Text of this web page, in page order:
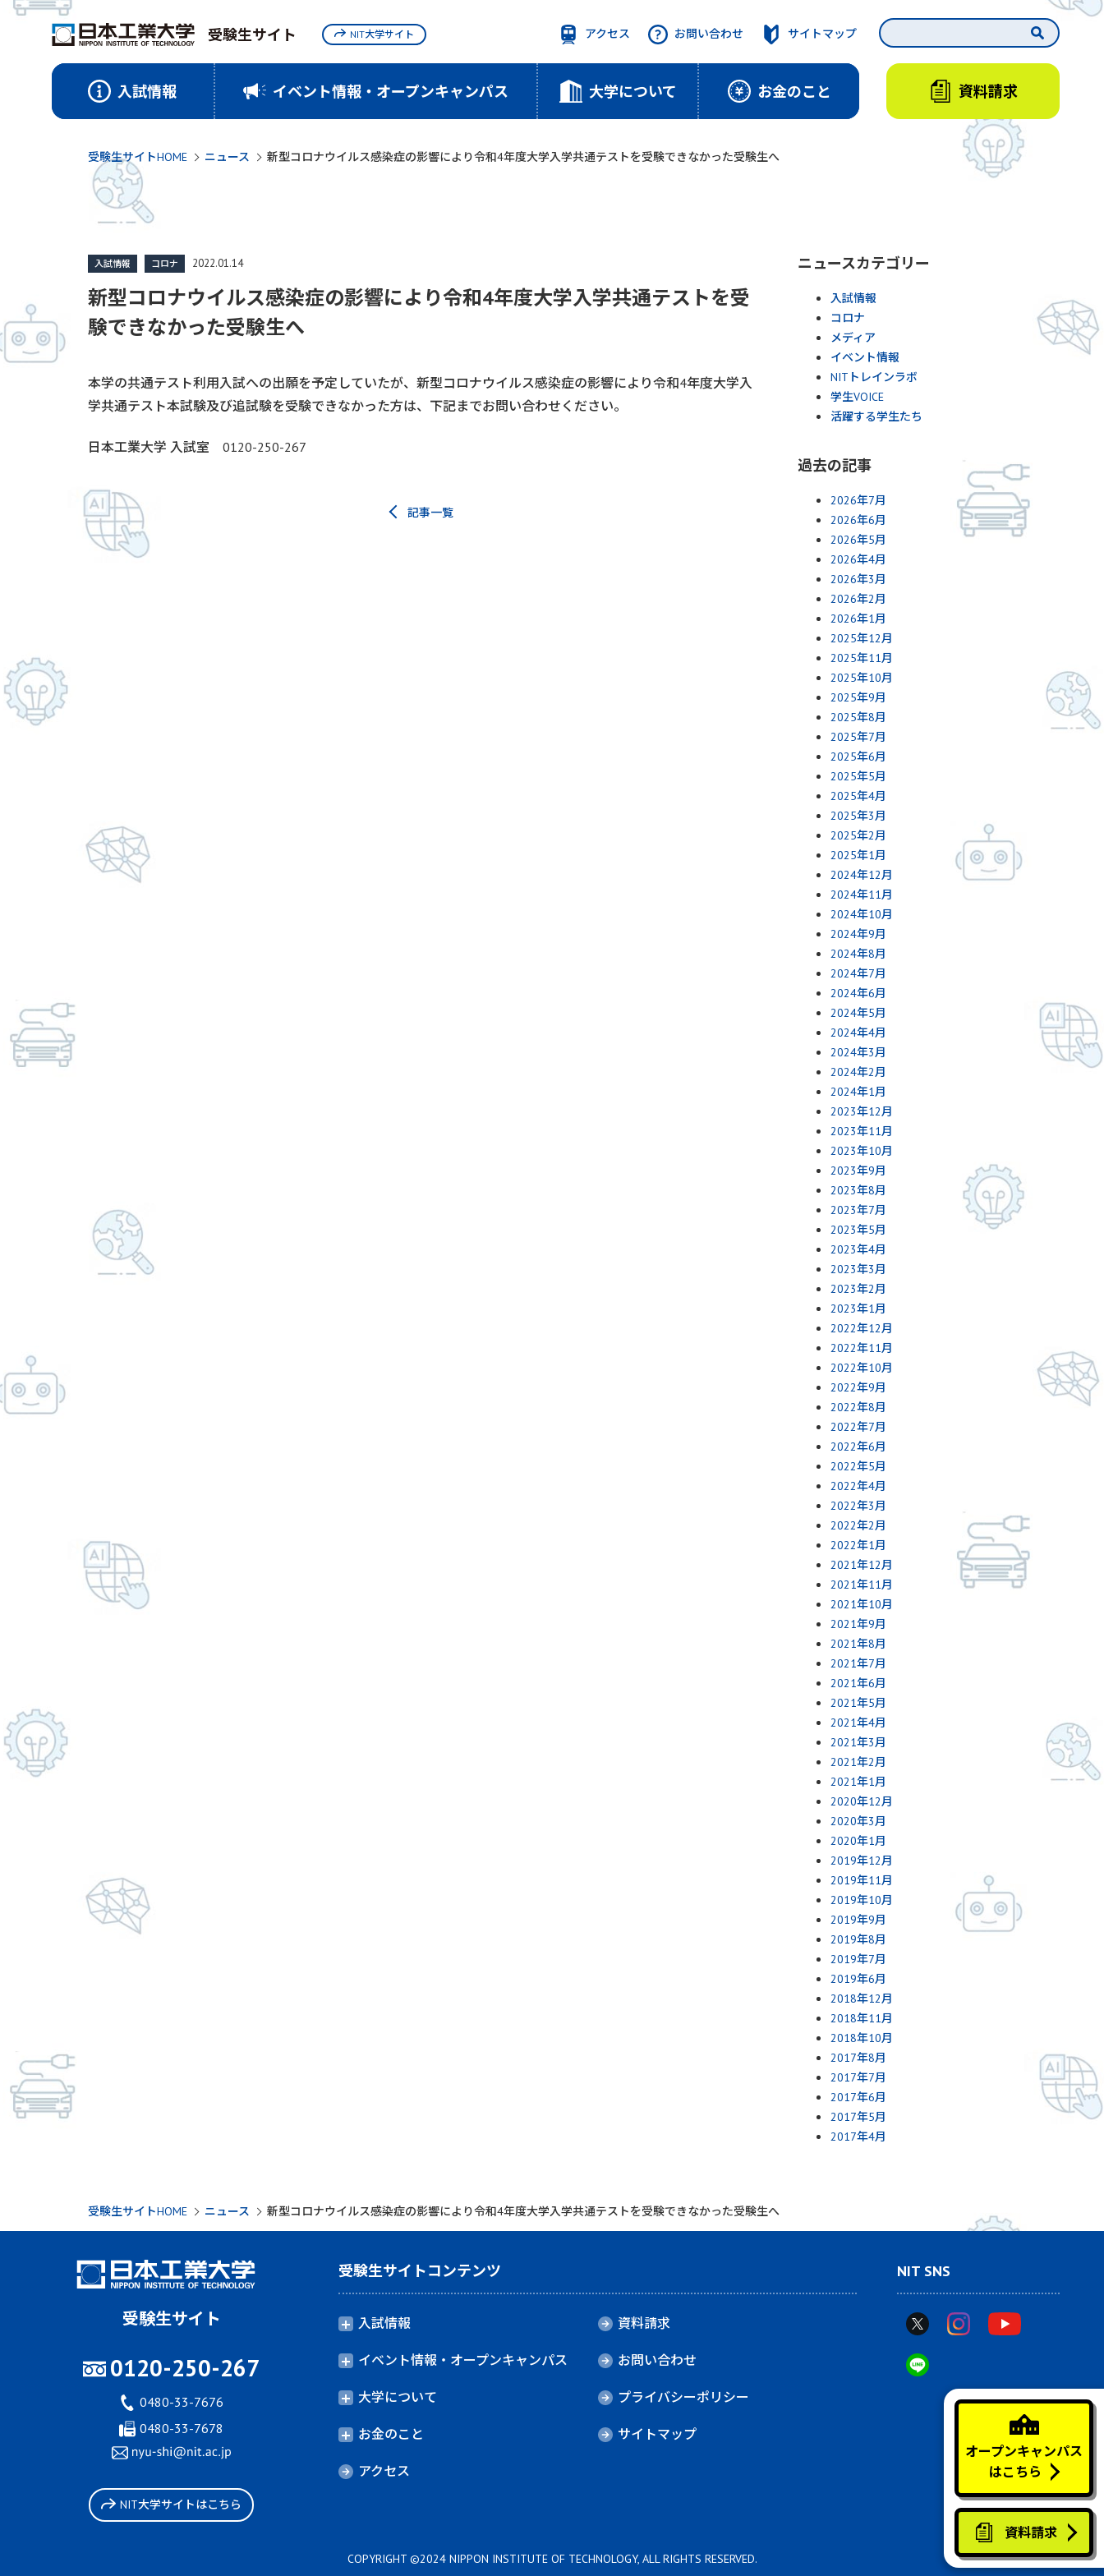
受験生サイト
入試情報 イベント情報・オープンキャンパス 大学について お金のこと
アクセス お問い合わせ サイトマップ
資料請求
NIT大学サイト
受験生サイトHOME ニュース 新型コロナウイルス感染症の影響により令和4年度大学入学共通テストを受験できなかった受験生へ
新型コロナウイルス感染症の影響により令和4年度大学入学共通テストを受
験できなかった受験生へ
入試情報 コロナ 2022.01.14
本学の共通テスト利用入試への出願を予定していたが、新型コロナウイルス感染症の影響により令和4年度大学入
学共通テスト本試験及び追試験を受験できなかった方は、下記までお問い合わせください。
日本工業大学 入試室 0120-250-267
記事一覧
ニュースカテゴリー
入試情報
コロナ
メディア
イベント情報
NITトレインラボ
学生VOICE
活躍する学生たち
過去の記事
2026年7月
2026年6月
2026年5月
2026年4月
2026年3月
2026年2月
2026年1月
2025年12月
2025年11月
2025年10月
2025年9月
2025年8月
2025年7月
2025年6月
2025年5月
2025年4月
2025年3月
2025年2月
2025年1月
2024年12月
2024年11月
2024年10月
2024年9月
2024年8月
2024年7月
2024年6月
2024年5月
2024年4月
2024年3月
2024年2月
2024年1月
2023年12月
2023年11月
2023年10月
2023年9月
2023年8月
2023年7月
2023年5月
2023年4月
2023年3月
2023年2月
2023年1月
2022年12月
2022年11月
2022年10月
2022年9月
2022年8月
2022年7月
2022年6月
2022年5月
2022年4月
2022年3月
2022年2月
2022年1月
2021年12月
2021年11月
2021年10月
2021年9月
2021年8月
2021年7月
2021年6月
2021年5月
2021年4月
2021年3月
2021年2月
2021年1月
2020年12月
2020年3月
2020年1月
2019年12月
2019年11月
2019年10月
2019年9月
2019年8月
2019年7月
2019年6月
2018年12月
2018年11月
2018年10月
2017年8月
2017年7月
2017年6月
2017年5月
2017年4月
受験生サイトHOME ニュース 新型コロナウイルス感染症の影響により令和4年度大学入学共通テストを受験できなかった受験生へ
オープンキャンパス
はこちら
資料請求
受験生サイトコンテンツ
入試情報
イベント情報・オープンキャンパス
大学について
お金のこと
アクセス
資料請求
お問い合わせ
プライバシーポリシー
サイトマップ
NIT SNS
受験生サイト
0120-250-267
0480-33-7676
0480-33-7678
NIT大学サイトはこちら
COPYRIGHT ©2024 NIPPON INSTITUTE OF TECHNOLOGY, ALL RIGHTS RESERVED.